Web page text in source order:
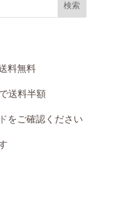
をご確認ください